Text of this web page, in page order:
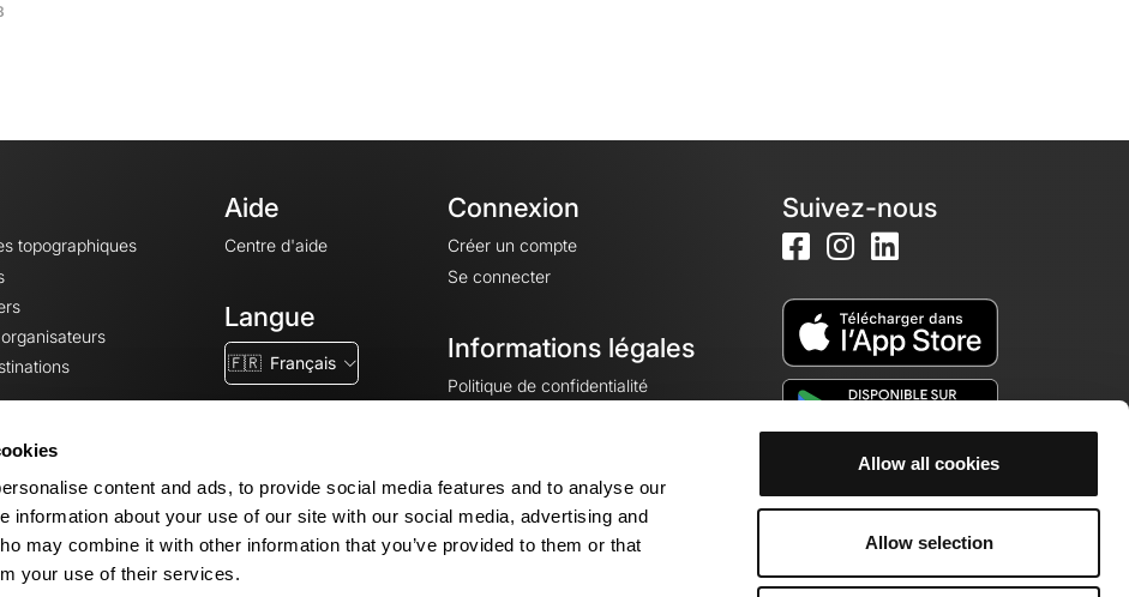
content and ads, to provide social media features and to analyse our
information about your use of our site with our social media, advertising and
may combine it with other information that you’ve provided to them or that
your use of their services.
Allow all cookies
Allow selection
topographiques
Aide
Centre d'aide
Langue
🇫🇷 Français
Connexion
Créer un compte
Se connecter
Informations légales
Politique de confidentialité
Mentions légales
Paramètres des cookies
Suivez-nous